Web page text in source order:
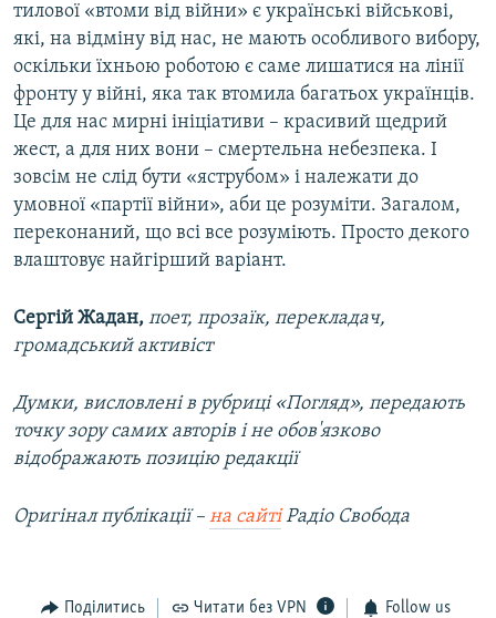
тилової «втоми від війни» є українські військові,
які, на відміну від нас, не мають особливого вибору,
оскільки їхньою роботою є саме лишатися на лінії
фронту у війні, яка так втомила багатьох українців.
Це для нас мирні ініціативи – красивий щедрий
жест, а для них вони – смертельна небезпека. І
зовсім не слід бути «яструбом» і належати до
умовної «партії війни», аби це розуміти. Загалом,
переконаний, що всі все розуміють. Просто декого
влаштовує найгірший варіант.
Сергій Жадан, поет, прозаїк, перекладач,
громадський активіст
Думки, висловлені в рубриці «Погляд», передають
точку зору самих авторів і не обов'язково
відображають позицію редакції
Оригінал публікації – на сайтіРадіо Свобода
Поділитись Читати без VPN Follow us